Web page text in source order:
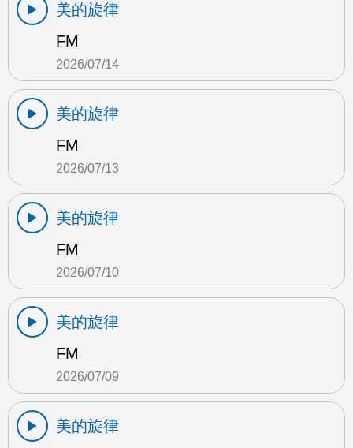
美的旋律
FM
2026/07/14
美的旋律
FM
2026/07/13
美的旋律
FM
2026/07/10
美的旋律
FM
2026/07/09
美的旋律